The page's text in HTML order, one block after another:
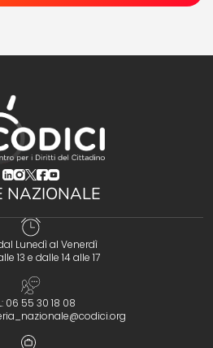
(opens in a new tab)
(opens in a new tab)
(opens in a new tab)
(opens in a new tab)
(opens in a new tab)
NAZIONALE
Lunedì al Venerdì
13 e dalle 14 alle 17
06 55 30 18 08